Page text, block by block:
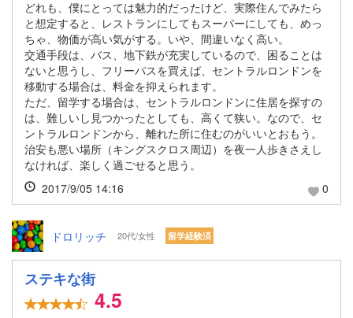
どれも、僕にとっては魅力的だったけど、実際住んでみたら
と想定すると、レストランにしてもスーパーにしても、めっ
ちゃ、物価が高い気がする。いや、間違いなく高い。
交通手段は、バス、地下鉄が充実しているので、困ることは
ないと思うし、フリーパスを買えば、セントラルロンドンを
移動する場合は、料金を抑えられます。
ただ、留学する場合は、セントラルロンドンに住居を探すの
は、難しいし見つかったとしても、高くて狭い。なので、セ
ントラルロンドンから、離れた所に住むのがいいとおもう。
治安も悪い場所（キングスクロス周辺）を夜一人歩きさえし
なければ、楽しく過ごせると思う。
2017/9/05 14:16
0
ドロリッチ 20代/女性 留学経験済
ステキな街
4.5